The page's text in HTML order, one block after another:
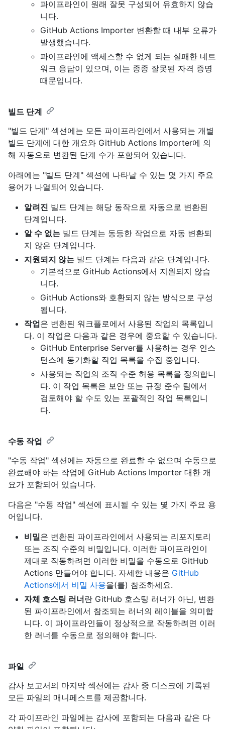
파이프라인이 원래 잘못 구성되어 유효하지 않습
니다.
GitHub Actions Importer 변환할 때 내부 오류가
발생했습니다.
파이프라인에 액세스할 수 없게 되는 실패한 네트
워크 응답이 있으며, 이는 종종 잘못된 자격 증명
때문입니다.
빌드 단계
"빌드 단계" 섹션에는 모든 파이프라인에서 사용되는 개별
빌드 단계에 대한 개요와 GitHub Actions Importer에 의
해 자동으로 변환된 단계 수가 포함되어 있습니다.
아래에는 "빌드 단계" 섹션에 나타날 수 있는 몇 가지 주요
용어가 나열되어 있습니다.
알려진 빌드 단계는 해당 동작으로 자동으로 변환된
단계입니다.
알 수 없는 빌드 단계는 동등한 작업으로 자동 변환되
지 않은 단계입니다.
지원되지 않는 빌드 단계는 다음과 같은 단계입니다.
기본적으로 GitHub Actions에서 지원되지 않습
니다.
GitHub Actions와 호환되지 않는 방식으로 구성
됩니다.
작업은 변환된 워크플로에서 사용된 작업의 목록입니
다. 이 작업은 다음과 같은 경우에 중요할 수 있습니다.
GitHub Enterprise Server를 사용하는 경우 인스
턴스에 동기화할 작업 목록을 수집 중입니다.
사용되는 작업의 조직 수준 허용 목록을 정의합니
다. 이 작업 목록은 보안 또는 규정 준수 팀에서
검토해야 할 수도 있는 포괄적인 작업 목록입니
다.
수동 작업
"수동 작업" 섹션에는 자동으로 완료할 수 없으며 수동으로
완료해야 하는 작업에 GitHub Actions Importer 대한 개
요가 포함되어 있습니다.
다음은 "수동 작업" 섹션에 표시될 수 있는 몇 가지 주요 용
어입니다.
비밀은 변환된 파이프라인에서 사용되는 리포지토리
또는 조직 수준의 비밀입니다. 이러한 파이프라인이
제대로 작동하려면 이러한 비밀을 수동으로 GitHub
Actions 만들어야 합니다. 자세한 내용은 GitHub
Actions에서 비밀 사용을(를) 참조하세요.
자체 호스팅 러너란 GitHub 호스팅 러너가 아닌, 변환
된 파이프라인에서 참조되는 러너의 레이블을 의미합
니다. 이 파이프라인들이 정상적으로 작동하려면 이러
한 러너를 수동으로 정의해야 합니다.
파일
감사 보고서의 마지막 섹션에는 감사 중 디스크에 기록된
모든 파일의 매니페스트를 제공합니다.
각 파이프라인 파일에는 감사에 포함되는 다음과 같은 다